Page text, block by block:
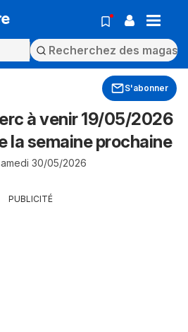
S'abonner
à venir 19/05/2026
la semaine prochaine
30/05/2026
PUBLICITÉ